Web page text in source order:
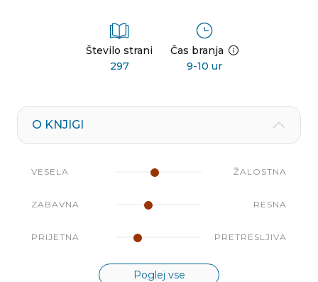
Število strani
297
Čas branja
9-10 ur
O KNJIGI
VESELA ŽALOSTNA
ZABAVNA RESNA
PRIJETNA PRETRESLJIVA
Poglej vse